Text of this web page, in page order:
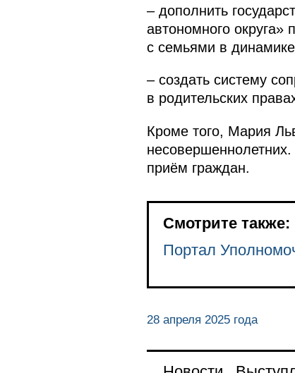
– дополнить
автономного
с семьями в
– создать систему
в родительских
Кроме того, Мария
приём граждан.
Смотрите также:
Портал
28 апреля 2025 года